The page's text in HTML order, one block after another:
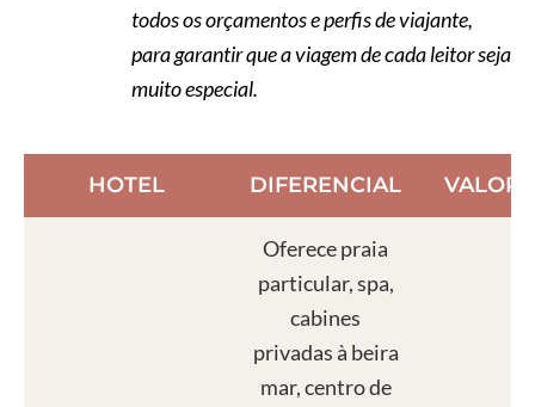
todos os orçamentos e perfis de viajante,
para garantir que a viagem de cada leitor seja
muito especial.
HOTEL DIFERENCIAL VALOR
Oferece praia
particular, spa,
cabines
privadas à beira
mar, centro de